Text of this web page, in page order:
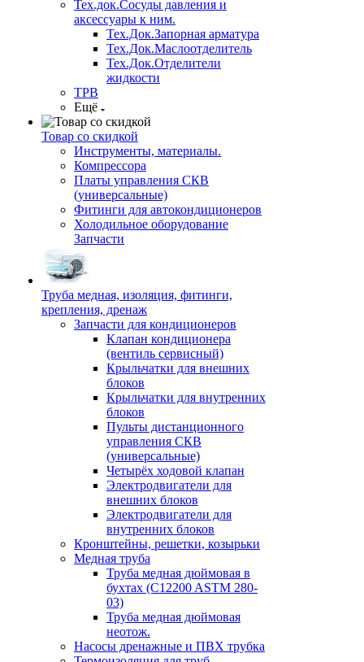
Тех.док.Сосуды давления и
аксессуары к ним.
Тех.Док.Запорная арматура
Тех.Док.Маслоотделитель
Тех.Док.Отделители
жидкости
ТРВ
Ещё
Товар со скидкой
Инструменты, материалы.
Компрессора
Платы управления СКВ
(универсальные)
Фитинги для автокондиционеров
Холодильное оборудование
Запчасти
Труба медная, изоляция, фитинги,
крепления, дренаж
Запчасти для кондиционеров
Клапан кондиционера
(вентиль сервисный)
Крыльчатки для внешних
блоков
Крыльчатки для внутренних
блоков
Пульты дистанционного
управления СКВ
(универсальные)
Четырёх ходовой клапан
Электродвигатели для
внешних блоков
Электродвигатели для
внутренних блоков
Кронштейны, решетки, козырьки
Медная труба
Труба медная дюймовая в
бухтах (C12200 ASTM 280-
03)
Труба медная дюймовая
неотож.
Насосы дренажные и ПВХ трубка